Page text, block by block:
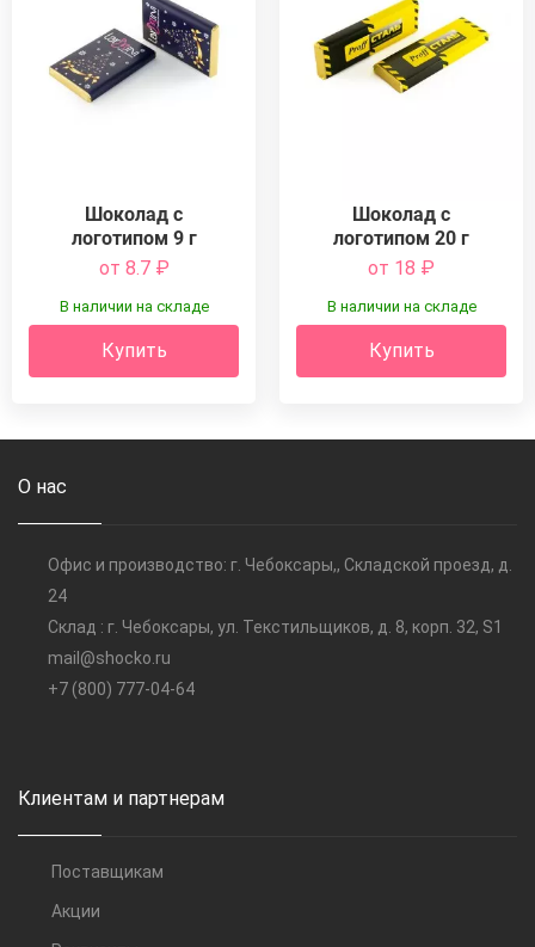
Шоколад с
логотипом 9 г
от 8.7 ₽
В наличии на складе
Купить
Шоколад с
логотипом 20 г
от 18 ₽
В наличии на складе
Купить
О нас
Офис и производство: г. Чебоксары,, Складской проезд, д.
24
Склад : г. Чебоксары, ул. Текстильщиков, д. 8, корп. 32, S1
mail@shocko.ru
+7 (800) 777-04-64
Клиентам и партнерам
Поставщикам
Акции